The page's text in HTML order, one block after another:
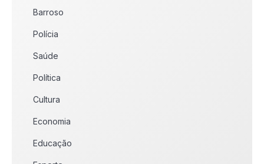
Barroso
Polícia
Saúde
Política
Cultura
Economia
Educação